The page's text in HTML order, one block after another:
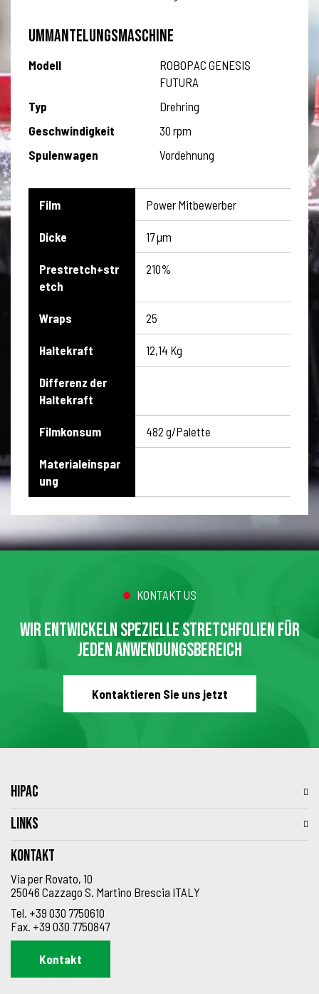
UMMANTELUNGSMASCHINE
Modell
ROBOPAC GENESIS
FUTURA
Typ
Drehring
Geschwindigkeit
30 rpm
Spulenwagen
Vordehnung
Film Power Mitbewerber
Dicke 17 µm
Prestretch+str
etch
210%
Wraps 25
Haltekraft 12,14 Kg
Differenz der
Haltekraft
Filmkonsum 482 g/Palette
Materialeinspar
ung
KONTAKT US
WIR ENTWICKELN SPEZIELLE STRETCHFOLIEN FÜR
JEDEN ANWENDUNGSBEREICH
Kontaktieren Sie uns jetzt
HIPAC
LINKS
Kontakt
Via per Rovato, 10
25046 Cazzago S. Martino Brescia ITALY
Tel. +39 030 7750610
Fax. +39 030 7750847
Kontakt